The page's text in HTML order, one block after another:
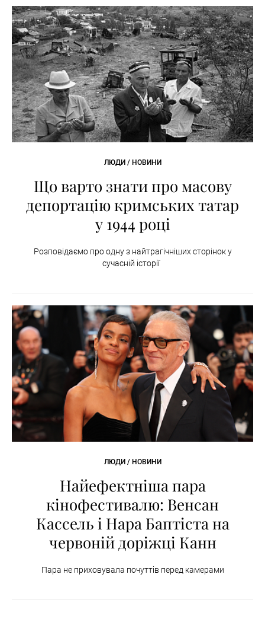
ЛЮДИ / НОВИНИ
Що варто знати про масову
депортацію кримських татар
у 1944 році
Розповідаємо про одну з найтрагічніших сторінок у
сучасній історії
ЛЮДИ / НОВИНИ
Найефектніша пара
кінофестивалю: Венсан
Кассель і Нара Баптіста на
червоній доріжці Канн
Пара не приховувала почуттів перед камерами